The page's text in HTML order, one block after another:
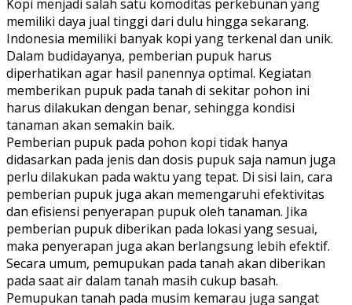
Kopi menjadi salah satu komoditas perkebunan yang
memiliki daya jual tinggi dari dulu hingga sekarang.
Indonesia memiliki banyak kopi yang terkenal dan unik.
Dalam budidayanya, pemberian pupuk harus
diperhatikan agar hasil panennya optimal. Kegiatan
memberikan pupuk pada tanah di sekitar pohon ini
harus dilakukan dengan benar, sehingga kondisi
tanaman akan semakin baik.
Pemberian pupuk pada pohon kopi tidak hanya
didasarkan pada jenis dan dosis pupuk saja namun juga
perlu dilakukan pada waktu yang tepat. Di sisi lain, cara
pemberian pupuk juga akan memengaruhi efektivitas
dan efisiensi penyerapan pupuk oleh tanaman. Jika
pemberian pupuk diberikan pada lokasi yang sesuai,
maka penyerapan juga akan berlangsung lebih efektif.
Secara umum, pemupukan pada tanah akan diberikan
pada saat air dalam tanah masih cukup basah.
Pemupukan tanah pada musim kemarau juga sangat